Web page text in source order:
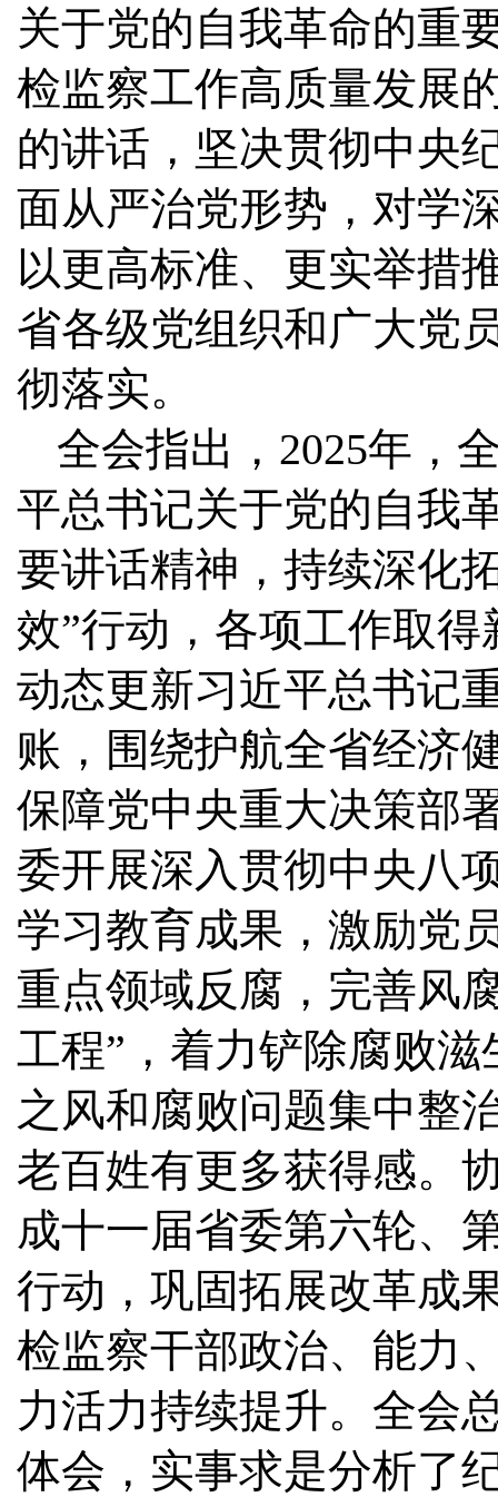
关于党的自我革命的重
检监察工作高质量发展
的讲话，坚决贯彻中央
面从严治党形势，对学
以更高标准、更实举措
省各级党组织和广大党
彻落实。
全会指出，2025年，
平总书记关于党的自我
要讲话精神，持续深化
效”行动，各项工作取
动态更新习近平总书记
账，围绕护航全省经济
保障党中央重大决策部
委开展深入贯彻中央八
学习教育成果，激励党
重点领域反腐，完善风
工程”，着力铲除腐败
之风和腐败问题集中整
老百姓有更多获得感。
成十一届省委第六轮、
行动，巩固拓展改革成
检监察干部政治、能力
力活力持续提升。全会
体会，实事求是分析了